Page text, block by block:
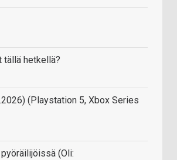
tällä hetkellä?
(Playstation 5, Xbox Series
(Oli: